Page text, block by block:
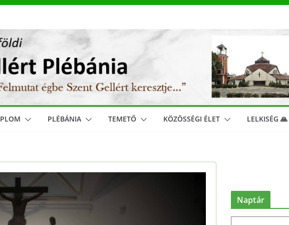
PLÉBÁNIA TEMETŐ KÖZÖSSÉGI ÉLET LELKISÉG 🙏
Naptár